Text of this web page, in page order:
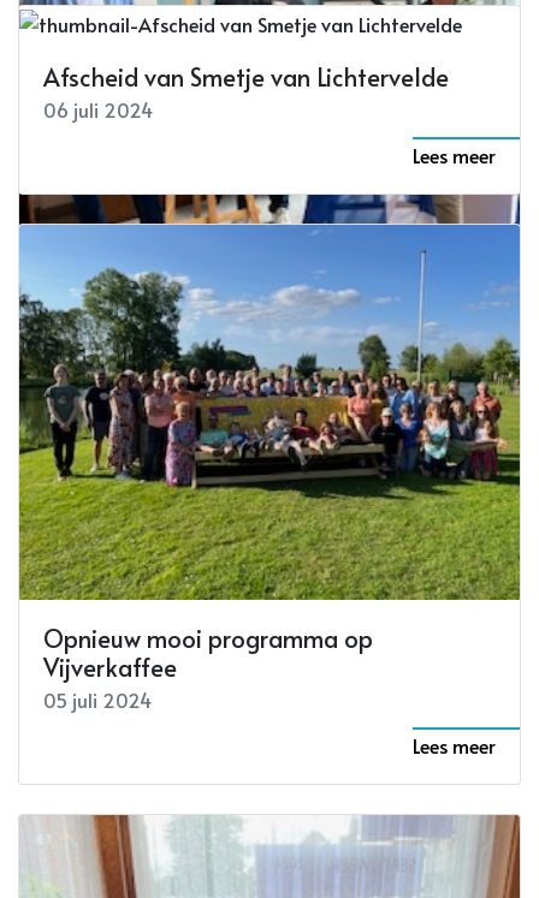
Lichterveldse Feeste op 13 juli
Lees meer
Fotograaf David Remmerie schenkt
portret van Gilbert Desmet aan het
gemeentebestuur
07 juli 2024
Lees meer
Afscheid van Smetje van Lichtervelde
06 juli 2024
Lees meer
Opnieuw mooi programma op
Vijverkaffee
05 juli 2024
Lees meer